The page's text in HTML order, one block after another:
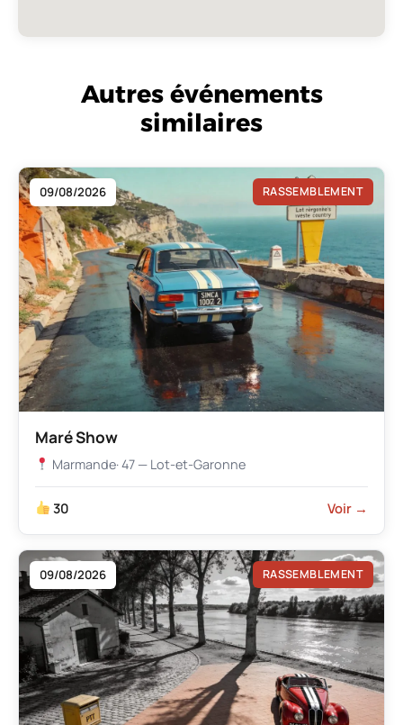
Autres événements
similaires
09/08/2026 RASSEMBLEMENT
Maré Show
Marmande· 47 — Lot-et-Garonne
30 Voir →
09/08/2026 RASSEMBLEMENT